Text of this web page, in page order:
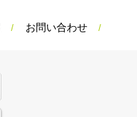
お問い合わせ